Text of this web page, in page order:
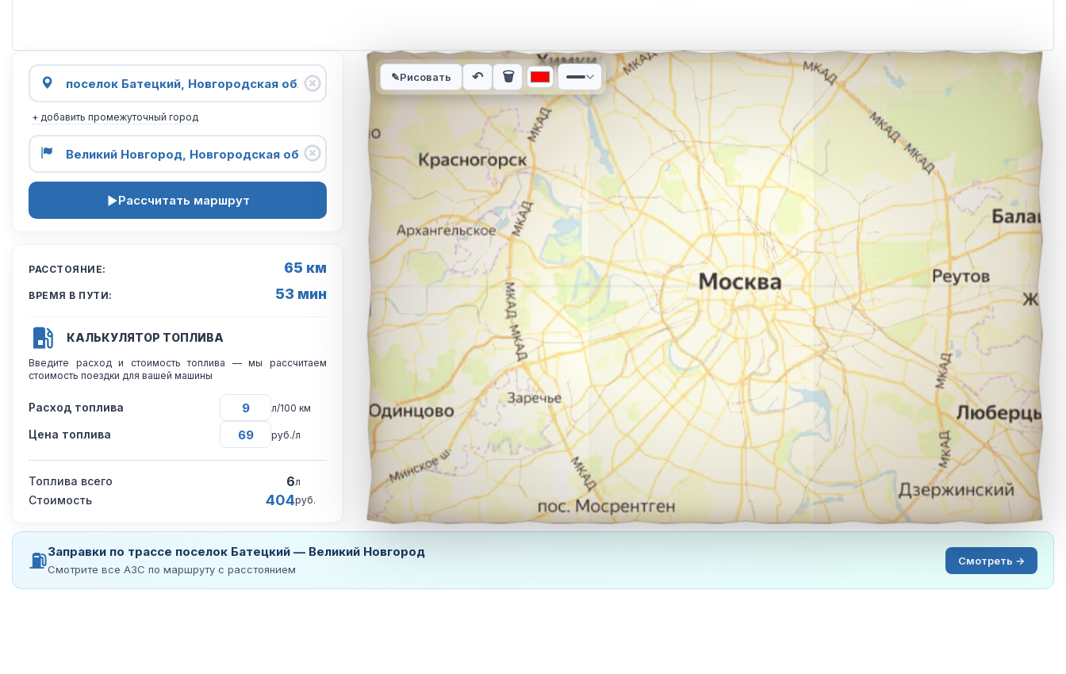
+ добавить промежуточный город
Рассчитать маршрут
РАССТОЯНИЕ: 65 км
ВРЕМЯ В ПУТИ: 53 мин
КАЛЬКУЛЯТОР ТОПЛИВА
Введите расход и стоимость топлива — мы рассчитаем
стоимость поездки для вашей машины
Расход топлива л/100 км
Цена топлива руб./л
Топлива всего 6л
Стоимость 404руб.
Интерактивная карта автомобильного маршрута из города поселок Батецкий в город Великий Новгород.
✎Рисовать ↶ 🗑
⛽Заправки по трассе поселок Батецкий — Великий Новгород
Смотрите все АЗС по маршруту с расстоянием
Смотреть →